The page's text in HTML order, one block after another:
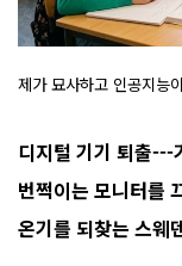
제가 묘사하고 인공지능
디지털 기기 퇴출---
번쩍이는 모니터를
온기를 되찾는 스웨